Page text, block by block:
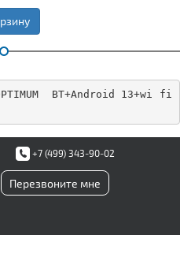
BT+Android 13+wi fi
+7 (499) 343-90-02
Перезвоните мне